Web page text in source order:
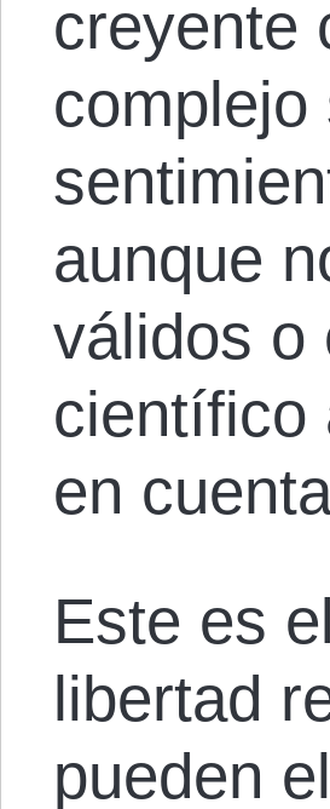
creyente
aunque
válidos o
científico
en
Este es
libertad
pueden